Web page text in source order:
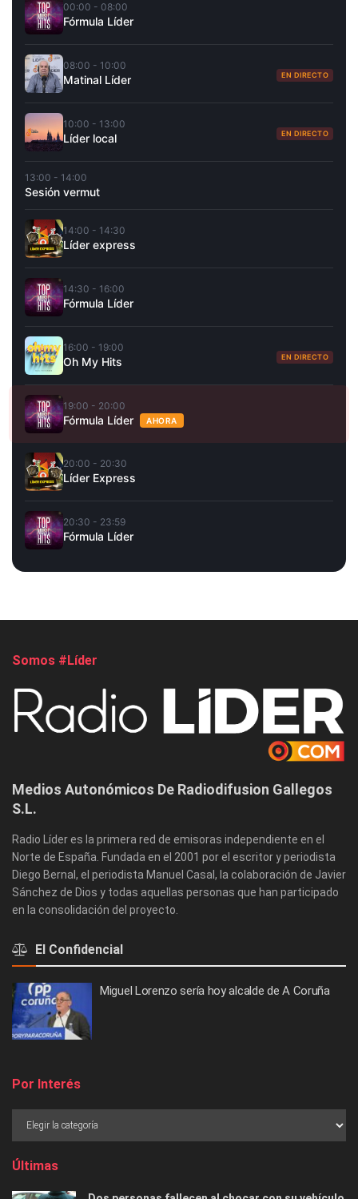
00:00 - 08:00
Fórmula Líder
08:00 - 10:00
Matinal Líder EN DIRECTO
10:00 - 13:00
Líder local EN DIRECTO
13:00 - 14:00
Sesión vermut
14:00 - 14:30
Líder express
14:30 - 16:00
Fórmula Líder
16:00 - 19:00
Oh My Hits EN DIRECTO
19:00 - 20:00
Fórmula Líder AHORA
20:00 - 20:30
Líder Express
20:30 - 23:59
Fórmula Líder
Somos #Líder
Medios Autonómicos De Radiodifusion Gallegos
S.L.
Radio Líder es la primera red de emisoras independiente en el
Norte de España. Fundada en el 2001 por el escritor y periodista
Diego Bernal, el periodista Manuel Casal, la colaboración de Javier
Sánchez de Dios y todas aquellas personas que han participado
en la consolidación del proyecto.
El Confidencial
Miguel Lorenzo sería hoy alcalde de A Coruña
Por Interés
Últimas